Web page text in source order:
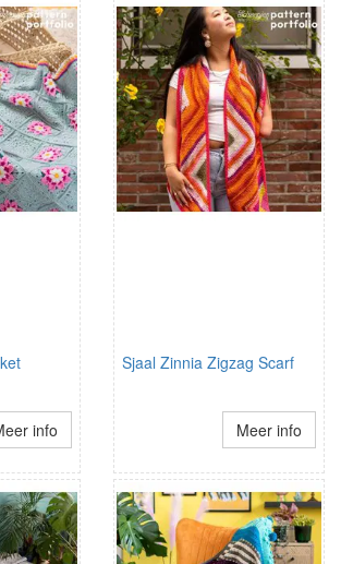
info
Sjaal Zinnia Zigzag Scarf
Meer info